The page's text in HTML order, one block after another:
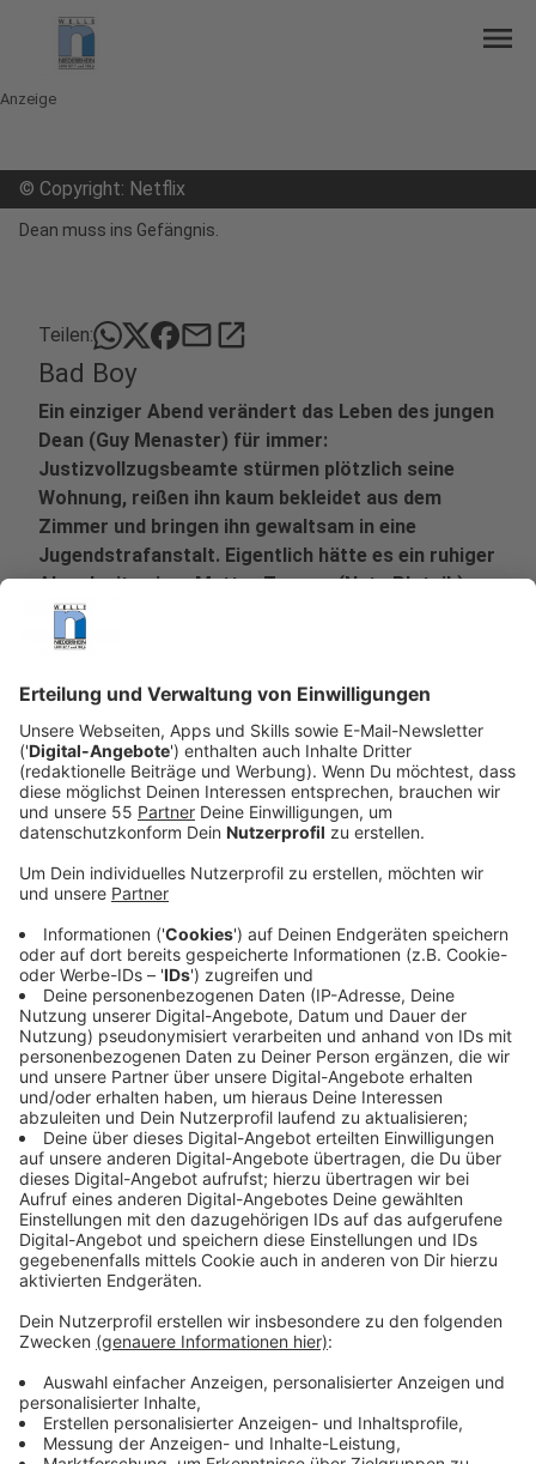
menu
Anzeige
© Copyright: Netflix
Dean muss ins Gefängnis.
Teilen: mailopen_in_new
Bad Boy
Ein einziger Abend verändert das Leben des jungen
Dean (Guy Menaster) für immer:
Justizvollzugsbeamte stürmen plötzlich seine
Wohnung, reißen ihn kaum bekleidet aus dem
Zimmer und bringen ihn gewaltsam in eine
Jugendstrafanstalt. Eigentlich hätte es ein ruhiger
Abend mit seiner Mutter Tamara (Neta Plotnik)
und seinem kleinen Bruder werden sollen –
stattdessen findet er sich eingesperrt in einem
undurchsichtigen Allianzen wieder.
Veröffentlicht:Dienstag, 13.05.2025 20:20
Anzeige
Trotz seiner scharfen Zunge und dem Hang zur
Provokation merkt Dean schnell, dass er in der
brutalen Welt hinter Gittern an Grenzen stößt. Gleich
am ersten Morgen wird er Zeuge einer grausamen
Gewalttat. Im Gefängnis trifft er auf Zoro (Havtamo
Freda), einen gefürchteten Mitinsassen in Einzelhaft,
dem ein Ruf als kaltblütiger Killer vorauseilt. Die Wege
der beiden kreuzen sich immer wieder – zwischen
Misstrauen, ungeschriebenen Regeln und vorsichtigen
Annäherungen. In dieser feindlichen Umgebung
versucht Dean, mit Humor, Schlagfertigkeit und einer
früh entwickelten Lebensweisheit seine Identität zu
bewahren. Jahre später hat er es als erwachsener
Mann (Daniel Chen) geschafft: Er ist ein gefeierter
Comedian, der seine traumatische Vergangenheit
scheinbar hinter sich gelassen hat.
Streaming-Dienst: Netflix
Anzeige